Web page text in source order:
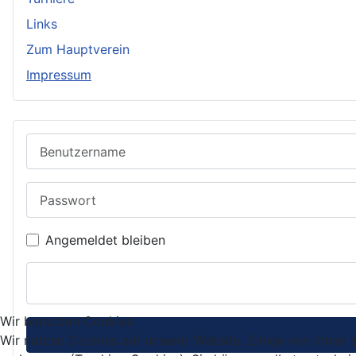
Links
Zum Hauptverein
Impressum
Angemeldet bleiben
Wir benutzen Cookies
Wir nutzen Cookies auf unserer Website. Einige von